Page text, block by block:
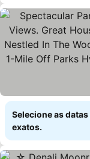
Selecione as
exatos.